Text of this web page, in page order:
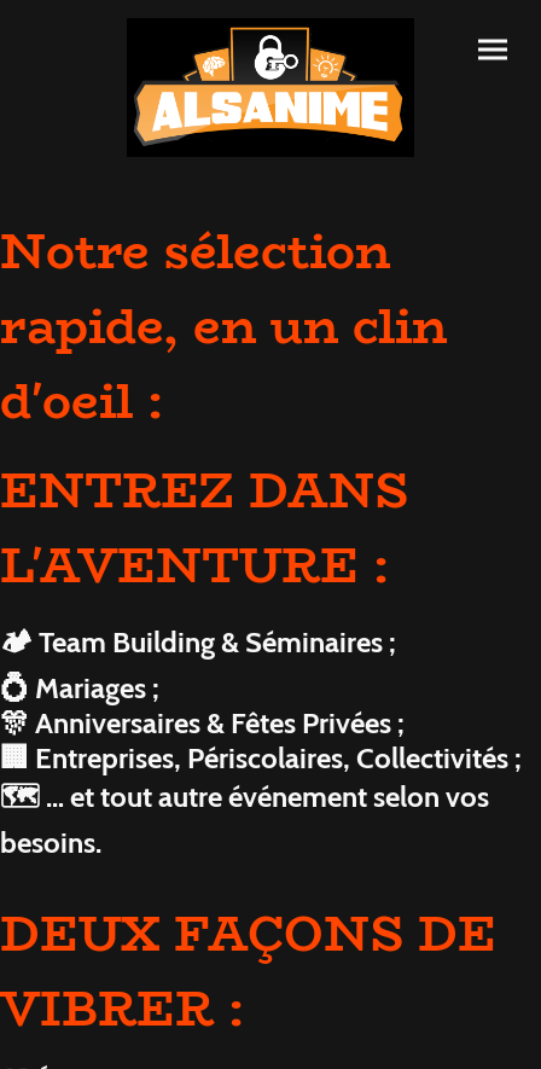
Notre sélection
rapide, en un clin
d'oeil :
ENTREZ DANS
L'AVENTURE :
🏕️ Team Building & Séminaires ;
💍 Mariages ;
🎊 Anniversaires & Fêtes Privées ;
🏢 Entreprises, Périscolaires, Collectivités ;
🗺️ … et tout autre événement selon vos
besoins.
DEUX FAÇONS DE
VIBRER :